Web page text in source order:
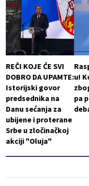
REČI KOJE ĆE SVI
DOBRO DA UPAMTE:
Istorijski govor
predsednika na
Danu sećanja za
ubijene i proterane
Srbe u zločinačkoj
akciji "Oluja"
u!
pa